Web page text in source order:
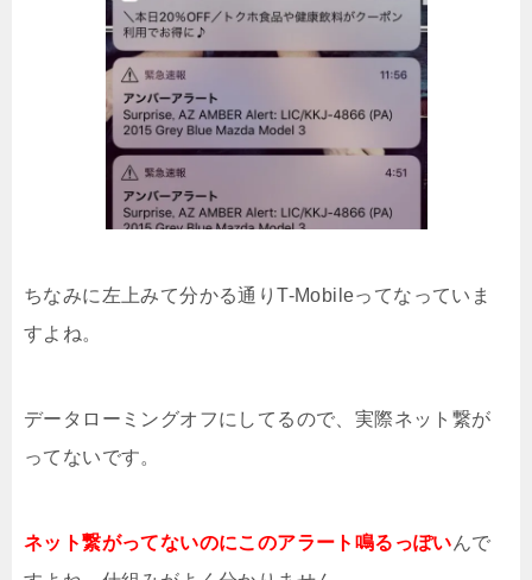
ちなみに左上みて分かる通りT-Mobileってなっていま
すよね。
データローミングオフにしてるので、実際ネット繋が
ってないです。
ネット繋がってないのにこのアラート鳴るっぽいんで